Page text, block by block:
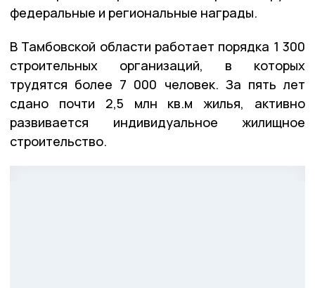
федеральные и региональные награды.
В Тамбовской области работает порядка 1 300
строительных организаций, в которых
трудятся более 7 000 человек. За пять лет
сдано почти 2,5 млн кв.м жилья, активно
развивается индивидуальное жилищное
строительство.